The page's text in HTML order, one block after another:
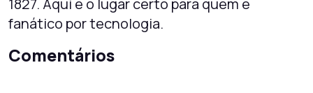
1827. Aqui é o lugar certo para quem é
fanático por tecnologia.
Comentários